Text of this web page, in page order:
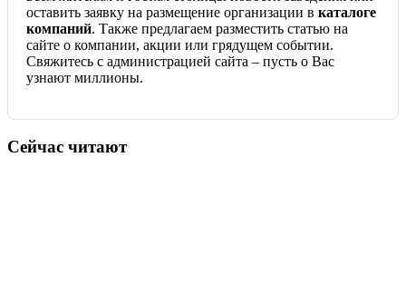
оставить заявку на размещение организации в каталоге
компаний. Также предлагаем разместить статью на
сайте о компании, акции или грядущем событии.
Свяжитесь с администрацией сайта – пусть о Вас
узнают миллионы.
Сейчас читают